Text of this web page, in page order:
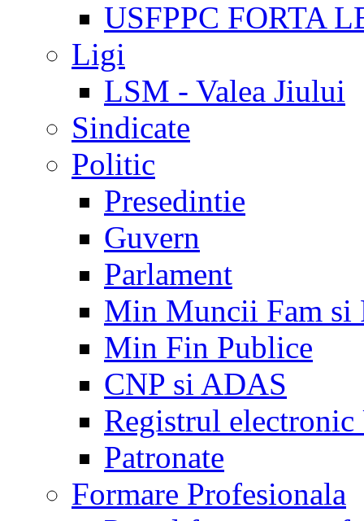
USFPPC FORTA
Ligi
LSM - Valea Jiului
Sindicate
Politic
Presedintie
Guvern
Parlament
Min Muncii Fam si
Min Fin Publice
CNP si ADAS
Registrul electronic
Patronate
Formare Profesionala